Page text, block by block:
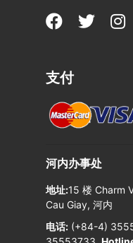
支付
河内办事处
地址:15 楼 Charm
Cau Giay, 河内
电话: (+84-4)